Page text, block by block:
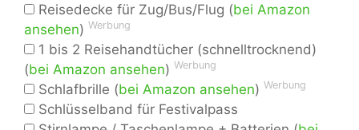
Reisedecke für Zug/Bus/Flug (bei Amazon
ansehen) Werbung
1 bis 2 Reisehandtücher (schnelltrocknend)
(bei Amazon ansehen) Werbung
Schlafbrille (bei Amazon ansehen) Werbung
Schlüsselband für Festivalpass